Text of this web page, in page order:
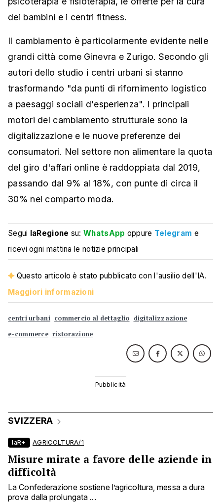
dei bambini e i centri fitness.
Il cambiamento è particolarmente evidente nelle
grandi città come Ginevra e Zurigo. Secondo gli
autori dello studio i centri urbani si stanno
trasformando "da punti di rifornimento logistico
a paesaggi sociali d'esperienza". I principali
motori del cambiamento strutturale sono la
digitalizzazione e le nuove preferenze dei
consumatori. Nel settore non alimentare la quota
del giro d'affari online è raddoppiata dal 2019,
passando dal 9% al 18%, con punte di circa il
30% nel comparto moda.
Segui laRegione su:WhatsApp oppure Telegram e
ricevi ogni mattina le notizie principali
Questo articolo è stato pubblicato con l'ausilio dell'IA.
Maggiori informazioni
centri urbani commercio al dettaglio digitalizzazione
e-commerce ristorazione
SVIZZERA
laR+ AGRICOLTURA/1
Misure mirate a favore delle aziende in
difficoltà
La Confederazione sostiene l’agricoltura, messa a dura
prova dalla prolungata ...